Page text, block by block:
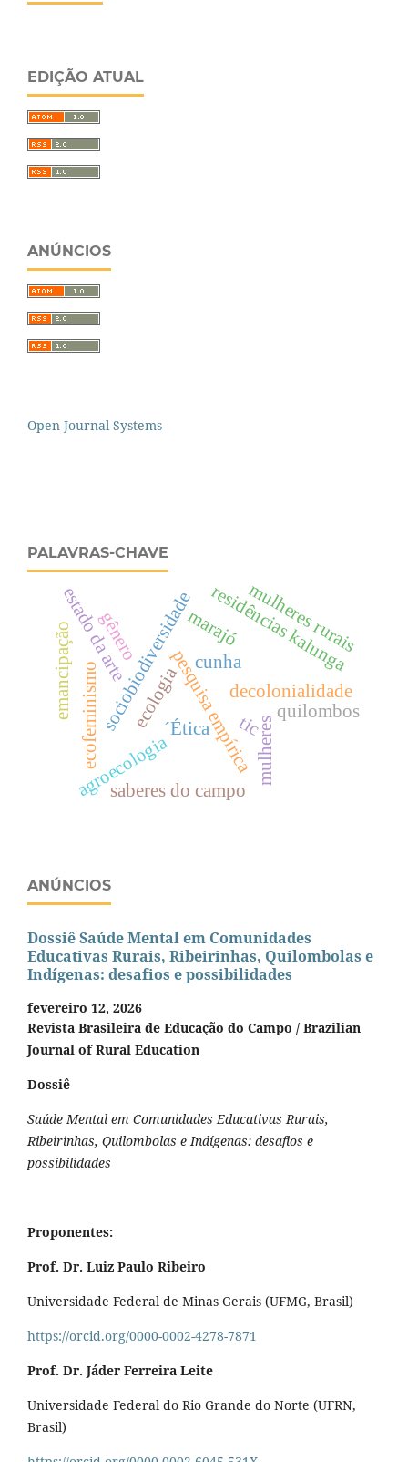
EDIÇÃO ATUAL
ANÚNCIOS
Open Journal Systems
PALAVRAS-CHAVE
decolonialidade
sociobiodiversidadepesquisa empírica
´Ética
ecologia
mulheres
estado da arte
ecofeminismo
agroecologia
residências kalunga
emancipação
saberes do campo
cunha
mulheres rurais
quilombos
gênero
tic
marajó
ANÚNCIOS
Dossiê Saúde Mental em Comunidades
Educativas Rurais, Ribeirinhas, Quilombolas e
Indígenas: desafios e possibilidades
fevereiro 12, 2026
Revista Brasileira de Educação do Campo / Brazilian
Journal of Rural Education
Dossiê
Saúde Mental em Comunidades Educativas Rurais,
Ribeirinhas, Quilombolas e Indígenas: desafios e
possibilidades
Proponentes:
Prof. Dr. Luiz Paulo Ribeiro
Universidade Federal de Minas Gerais (UFMG, Brasil)
https://orcid.org/0000-0002-4278-7871
Prof. Dr. Jáder Ferreira Leite
Universidade Federal do Rio Grande do Norte (UFRN,
Brasil)